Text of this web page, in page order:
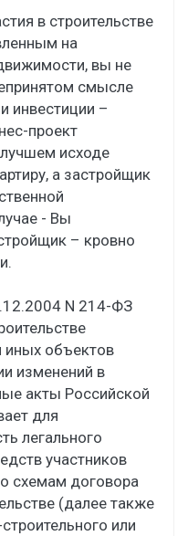
в строительстве
на
вы не
смысле
инвестиции –
проект
исходе
а застройщик
- Вы
– кровно
N 214-ФЗ
иных объектов
изменений в
акты Российской
для
легального
участников
схемам договора
(далее также
или